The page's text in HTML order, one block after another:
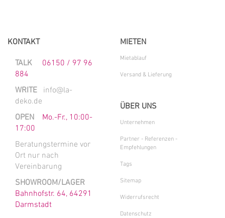
KONTAKT
TALK 06150 / 97 96
884
WRITE info@la-
deko.de
OPEN Mo.-Fr., 10:00-
17:00
Beratungstermine vor
Ort nur nach
Vereinbarung
SHOWROOM/LAGER
Bahnhofstr. 64, 64291
Darmstadt
MIETEN
Mietablauf
Versand & Lieferung
ÜBER UNS
Unternehmen
Partner - Referenzen -
Empfehlungen
Tags
Sitemap
Widerrufsrecht
Datenschutz